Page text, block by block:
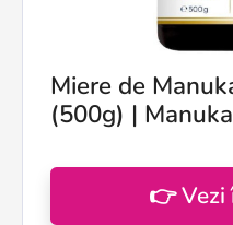
Miere de
(500g) |
👉 Vezi